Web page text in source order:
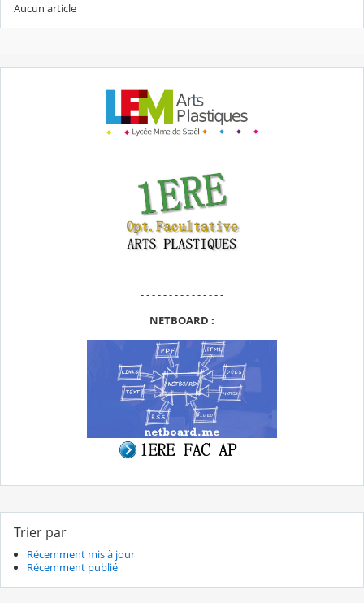
Aucun article
- - - - - - - - - - - - - - -
NETBOARD :
Trier par
Récemment mis à jour
Récemment publié